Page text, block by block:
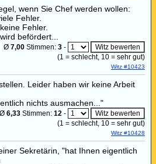
wenn Sie Chef werden wollen:
Fehler.
Fehler.
befördert...
Ø 7,00 Stimmen: 3 -
(1 = schlecht, 10 = sehr gut)
Witz #10423
Leider haben wir keine Arbeit
nichts ausmachen..."
Ø 6,33 Stimmen: 12 -
(1 = schlecht, 10 = sehr gut)
Witz #10428
Sekretärin, "hat Ihnen eigentlich